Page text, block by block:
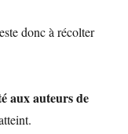
donc à récolter
aux auteurs de